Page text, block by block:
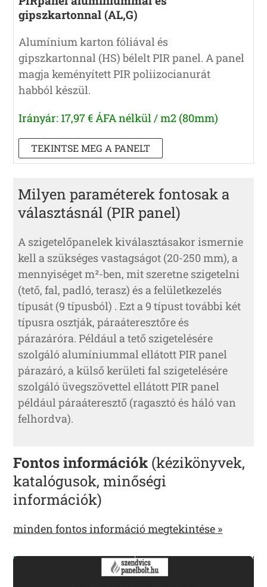
gipszkartonnal (AL,G)
Alumínium karton fóliával és
gipszkartonnal (HS) bélelt PIR panel. A panel
magja keményített PIR poliizocianurát
habból készül.
Irányár: 17,97 € ÁFA nélkül / m2 (80mm)
TEKINTSE MEG A PANELT
Milyen paraméterek fontosak a
választásnál (PIR panel)
A szigetelőpanelek kiválasztásakor ismernie
kell a szükséges vastagságot (20-250 mm), a
mennyiséget m²-ben, mit szeretne szigetelni
(tető, fal, padló, terasz) és a felületkezelés
típusát (9 típusból) . Ezt a 9 típust további két
típusra osztják, páraáteresztőre és
párazáróra. Például a tető szigetelésére
szolgáló alumíniummal ellátott PIR panel
párazáró, a külső kerületi fal szigetelésére
szolgáló üvegszövettel ellátott PIR panel
például páraáteresztő (ragasztó és háló van
felhordva).
Fontos információk (kézikönyvek,
katalógusok, minőségi
információk)
minden fontos információ megtekintése »